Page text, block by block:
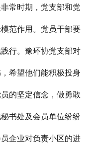
常时期，党支部和党
范作用。党员干部要
行。豫环协党支部对
希望他们能积极投身
的坚定信念，做勇敢
书处及会员单位纷纷
企业对负责小区的进